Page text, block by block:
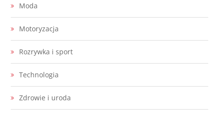
Moda
Motoryzacja
Rozrywka i sport
Technologia
Zdrowie i uroda